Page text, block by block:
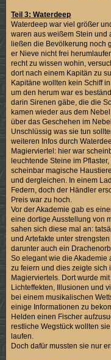
Teil 3: Waterdeep
Waterdeep war viel größer
waren aus weißem Stein und
ließen die Bevölkerung noch
er Nieve nicht frei
recht zu wissen wohin,
dort nach einem Kapitän zu
Kapitäne wollten kein Schiff
um den herum war es
darin Sirenen gäbe, die die
kamen wieder aus dem
über das Geschehen im
Unschlüssig was sie tun
weiteren Infos durch
Magierviertel: hier war
leuchtende Steine im
scheinbar magische
und dergleichen. In einem
Federn, doch der Händler
Preis war zu hoch.
Vor der Akademie gab es
eine dortige Ausstellung von
sahen sich diese mal an:
und Artefakte unter
darunter auch ein
So elegant wie die Akademie
zu feiern und dies zeigte sich
Magierviertels. Dort wurde
Lichteffekten, Illusionen und
bei einem musikalischen
einige Informationen zu
Helden einen Fischer
restliche Wegstück wollten
laufen.
Doch dafür mussten sie nur